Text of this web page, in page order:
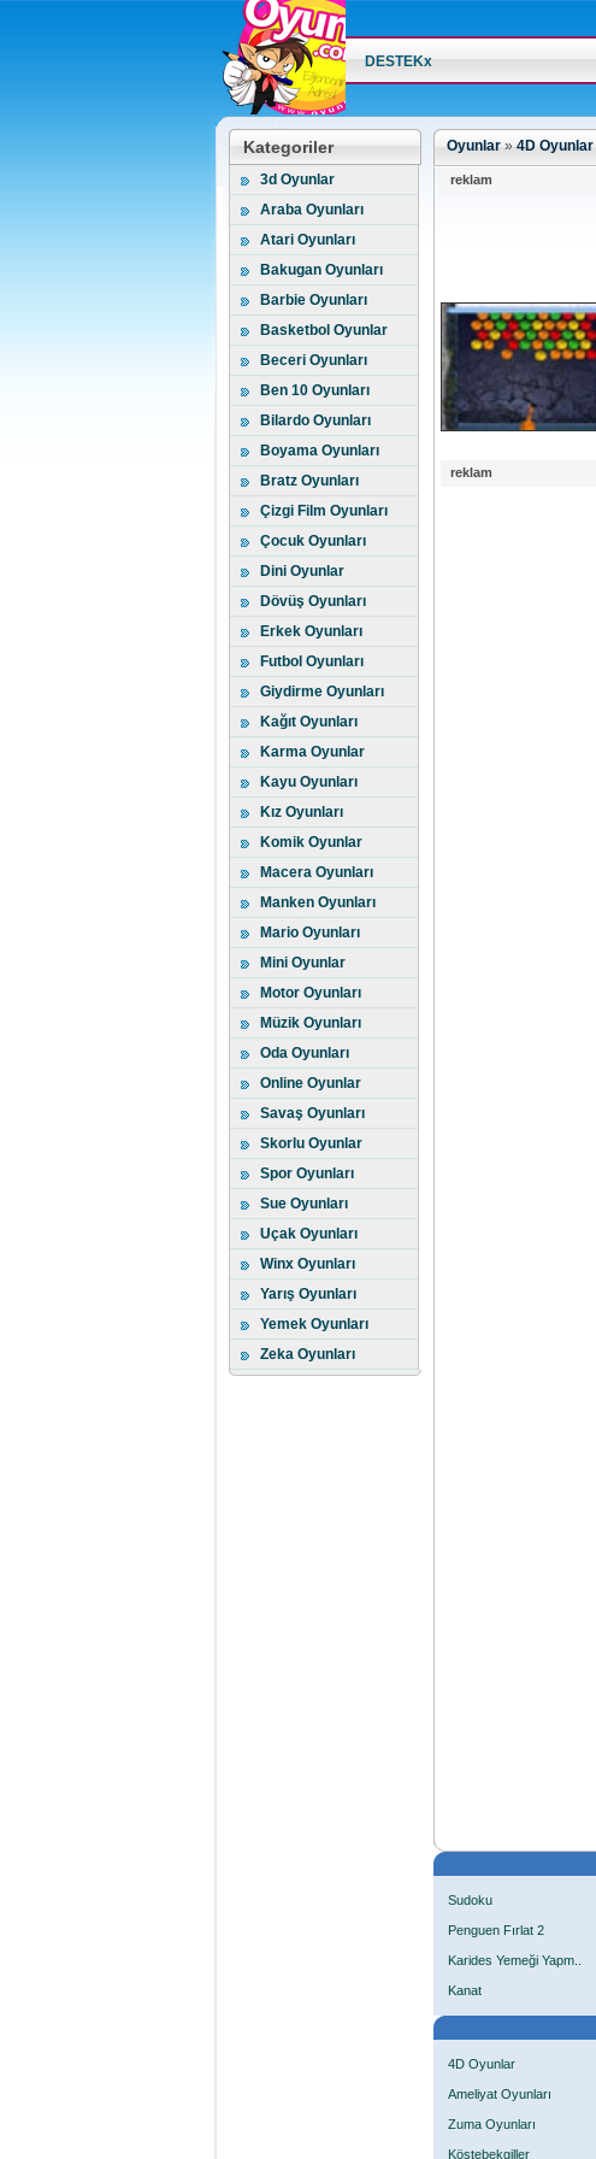
DESTEKx
Kategoriler
3d Oyunlar
Araba Oyunları
Atari Oyunları
Bakugan Oyunları
Barbie Oyunları
Basketbol Oyunlar
Beceri Oyunları
Ben 10 Oyunları
Bilardo Oyunları
Boyama Oyunları
Bratz Oyunları
Çizgi Film Oyunları
Çocuk Oyunları
Dini Oyunlar
Dövüş Oyunları
Erkek Oyunları
Futbol Oyunları
Giydirme Oyunları
Kağıt Oyunları
Karma Oyunlar
Kayu Oyunları
Kız Oyunları
Komik Oyunlar
Macera Oyunları
Manken Oyunları
Mario Oyunları
Mini Oyunlar
Motor Oyunları
Müzik Oyunları
Oda Oyunları
Online Oyunlar
Savaş Oyunları
Skorlu Oyunlar
Spor Oyunları
Sue Oyunları
Uçak Oyunları
Winx Oyunları
Yarış Oyunları
Yemek Oyunları
Zeka Oyunları
Oyunlar » 4D Oyunlar
reklam
reklam
Sudoku
Penguen Fırlat 2
Karides Yemeği Yapm..
Kanat
4D Oyunlar
Ameliyat Oyunları
Zuma Oyunları
Köstebekgiller